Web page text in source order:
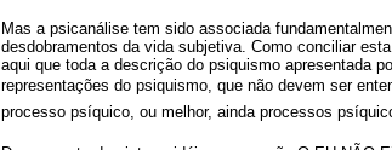
Mas a psicanálise tem sido associada
desdobramentos da vida subjetiva. Como conciliar
aqui que toda a descrição do psiquismo apresentada
representações do psiquismo, que não devem ser
processo psíquico, ou melhor, ainda processos